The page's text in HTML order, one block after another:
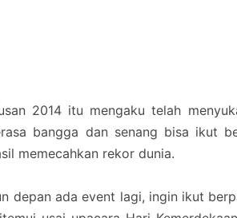
2014 itu mengaku telah
bangga dan senang bisa ikut
memecahkan rekor dunia.
depan ada event lagi, ingin ikut